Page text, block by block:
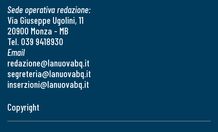
Sede operativa redazione:
Via Giuseppe Ugolini, 11
20900 Monza - MB
Tel. 039 9418930
Email
redazione@lanuovabq.it
segreteria@lanuovabq.it
inserzioni@lanuovabq.it
Copyright